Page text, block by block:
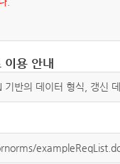
용 안내
반의 데이터 형식, 갱신